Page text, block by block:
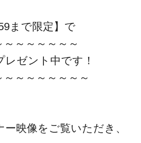
まで限定】で
～～～～～～～
レゼント中です！
～～～～～～～～
映像をご覧いただき、